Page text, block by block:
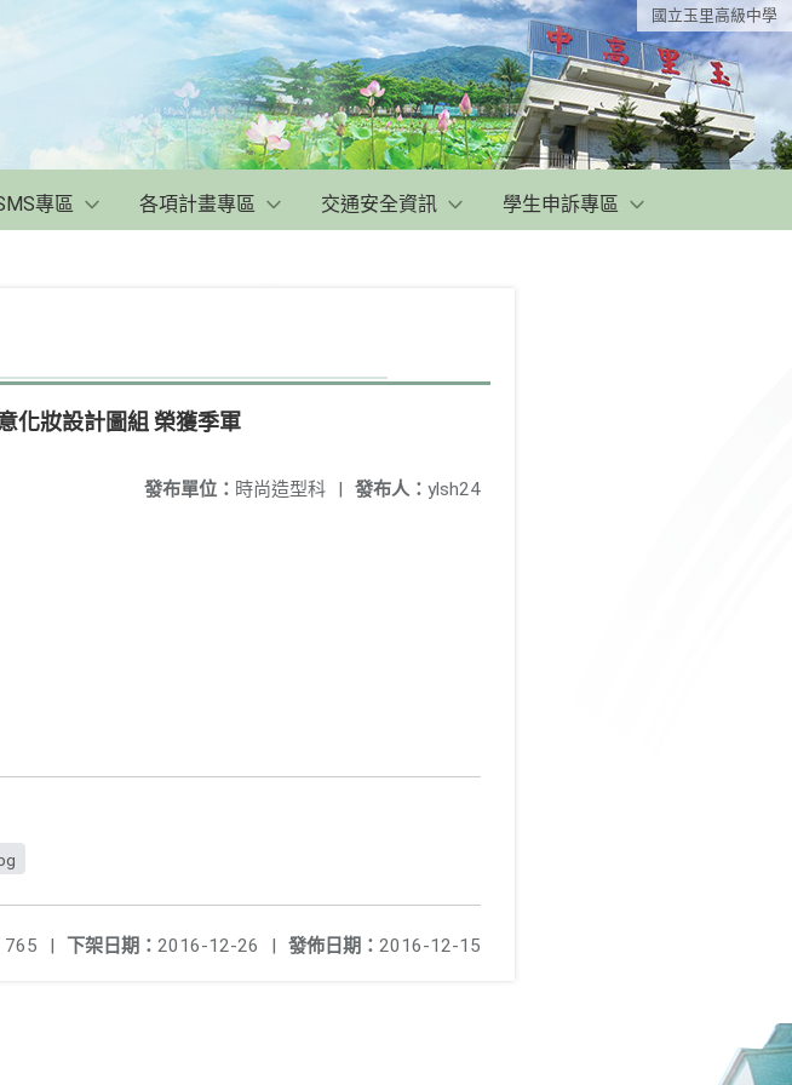
國立玉里高級中學
專區 各項計畫專區 交通安全資訊 學生申訴專區
化妝設計圖組 榮獲季軍
發布人： ylsh24
發布單位： 時尚造型科 |
發佈日期： 2016-12-15
下架日期： 2016-12-26 |
765 |